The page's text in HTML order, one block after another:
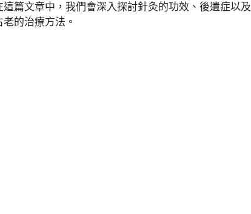
篇文章中，我們會深入探討針灸的功效、後遺症以及
的治療方法。